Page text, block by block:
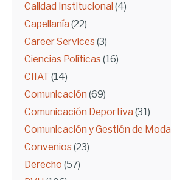
Calidad Institucional (4)
Capellanía (22)
Career Services (3)
Ciencias Políticas (16)
CIIAT (14)
Comunicación (69)
Comunicación Deportiva (31)
Comunicación y Gestión de Moda
Convenios (23)
Derecho (57)